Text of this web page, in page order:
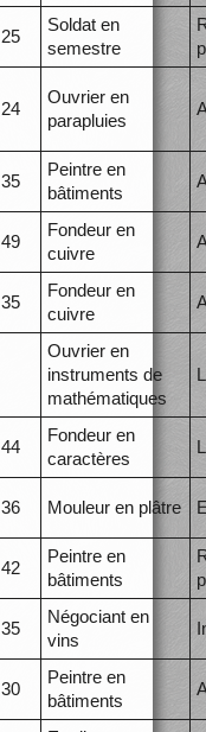
25
Soldat en
semestre
24
Ouvrier en
parapluies
35
Peintre en
bâtiments
49
Fondeur en
cuivre
35
Fondeur en
cuivre
Ouvrier en
instruments de
mathématiques
44
Fondeur en
caractères
36 Mouleur en plâtre
42
Peintre en
bâtiments
35
Négociant en
vins
30
Peintre en
bâtiments